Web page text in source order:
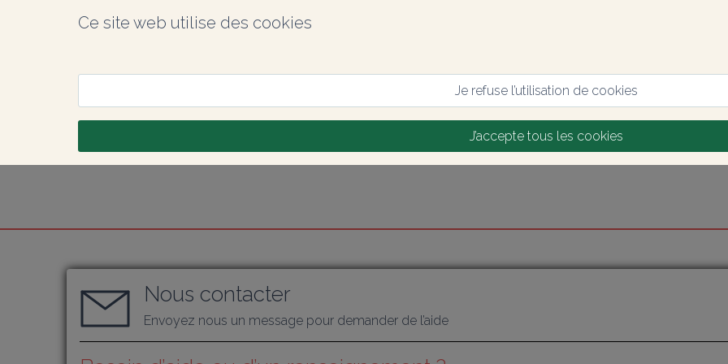
Ce site web utilise des cookies
Je refuse l’utilisation de cookies
J’accepte tous les cookies
Nous contacter
Envoyez nous un message pour demander de l’aide